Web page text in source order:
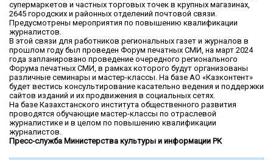
супермаркетов и частных торговых точек в крупных магазинах,
2645 городских и районных отделений почтовой связи.
Предусмотрены мероприятия по повышению квалификации
журналистов.
В этой связи для работников региональных газет и журналов в
прошлом году был проведен Форум печатных СМИ, на март 2024
года запланировано проведение очередного регионального
Форума печатных СМИ, в рамках которого будут организованы
различные семинары и мастер-классы. На базе АО «Казконтент»
будет вестись консультирование касательно ведения и поддержки
сайтов изданий и их продвижения в социальных сетях.
На базе Казахстанского института общественного развития
проводятся обучающие мастер-классы по отраслевой
журналистике и в целом по повышению квалификации
журналистов.
Пресс-служба Министерства культуры и информации РК